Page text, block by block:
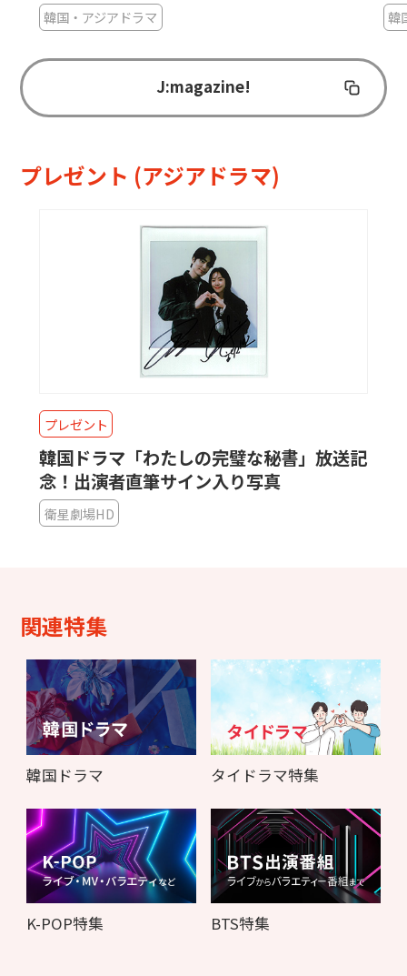
まる理由
韓国・アジアドラマ
も
韓
J:magazine!
プレゼント (アジアドラマ)
プレゼント
韓国ドラマ「わたしの完璧な秘書」放送記
念！出演者直筆サイン入り写真
衛星劇場HD
関連特集
韓国ドラマ タイドラマ特集
K-POP特集 BTS特集